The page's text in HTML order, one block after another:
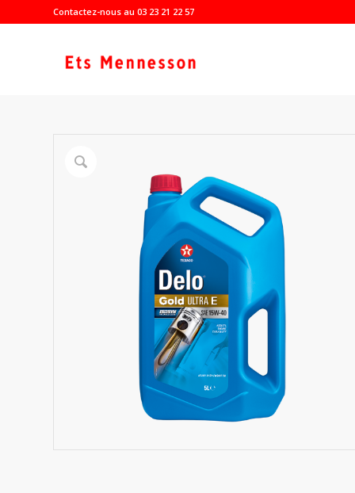
Contactez-nous au 03 23 21 22 57